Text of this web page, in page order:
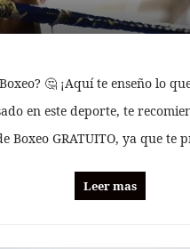
🤔 ¡Aquí te enseño lo
en este deporte, te
Boxeo GRATUITO, ya que te
Leer mas